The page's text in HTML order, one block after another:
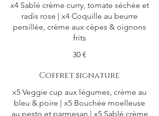
x4 Sablé crème curry, tomate séchée et
radis rose | x4 Coquille au beurre
persillée, crème aux cèpes & oignons
frits
30 €
Coffret signature
x5 Veggie cup aux légumes, crème au
bleu & poire | x5 Bouchée moelleuse
au pesto et parmesan | x5 Sablé crème